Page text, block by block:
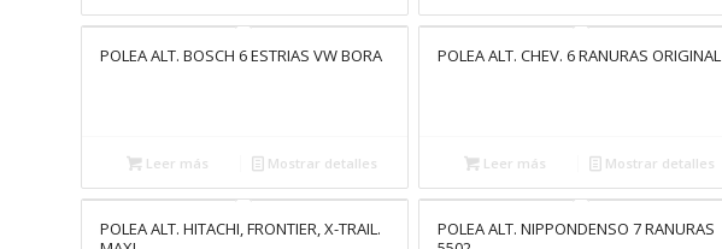
POLEA ALT. BOSCH 6 ESTRIAS VW BORA
Leer más Mostrar detalles
POLEA ALT. CHEV. 6 RANURAS ORIGINAL
Leer más Mostrar detalles
POLEA ALT. HITACHI, FRONTIER, X-TRAIL.
POLEA ALT. NIPPONDENSO 7 RANURAS